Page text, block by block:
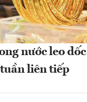
nước leo
liên tiếp